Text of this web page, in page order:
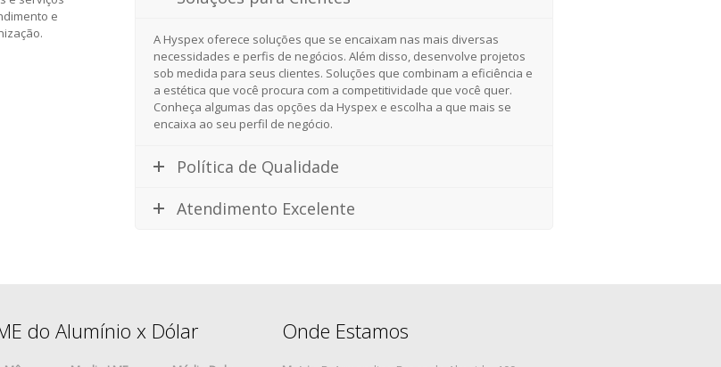
e
A Hyspex oferece soluções que se encaixam nas mais diversas
necessidades e perfis de negócios. Além disso, desenvolve projetos
sob medida para seus clientes. Soluções que combinam a eficiência e
a estética que você procura com a competitividade que você quer.
Conheça algumas das opções da Hyspex e escolha a que mais se
encaixa ao seu perfil de negócio.
Política de Qualidade
Atendimento Excelente
do Alumínio x Dólar Onde Estamos